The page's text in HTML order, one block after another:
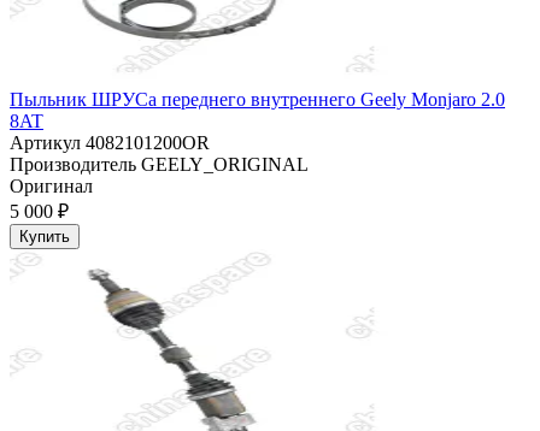
Пыльник ШРУСа переднего внутреннего Geely Monjaro 2.0
8AT
Артикул 4082101200OR
Производитель GEELY_ORIGINAL
Оригинал
5 000 ₽
Купить